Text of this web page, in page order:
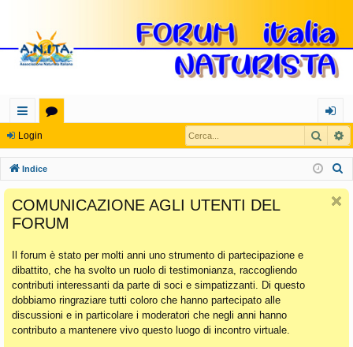
oll
eg
a
m
en
ti
Ra
pi
di
u
m
og
in
Login Cerca
Indice
COMUNICAZIONE AGLI UTENTI DEL
FORUM
Il forum è stato per molti anni uno strumento di partecipazione e
dibattito, che ha svolto un ruolo di testimonianza, raccogliendo
contributi interessanti da parte di soci e simpatizzanti. Di questo
dobbiamo ringraziare tutti coloro che hanno partecipato alle
discussioni e in particolare i moderatori che negli anni hanno
contributo a mantenere vivo questo luogo di incontro virtuale.